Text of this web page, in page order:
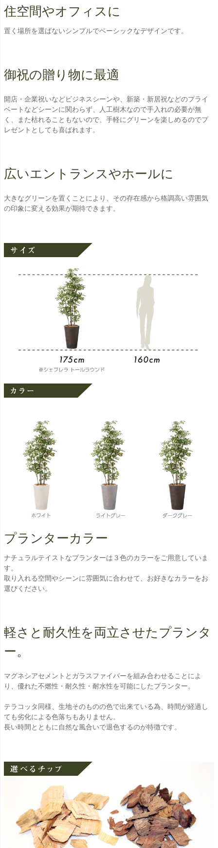
住空間やオフィスに
置く場所を選ばないシンプルでベーシックなデザインです。
御祝の贈り物に最適
開店・企業祝いなどビジネスシーンや、新築・新居祝などのプライ
ベートなどシーンに関わらず、人工樹木なので手入れの必要が無
く、また枯れることもないので、手軽にグリーンを楽しめるのでプ
レゼントとしても喜ばれます。
広いエントランスやホールに
大きなグリーンを置くことにより、その存在感から格調高い雰囲気
の印象に変える効果が期待できます。
プランターカラー
ナチュラルテイストなプランターは３色のカラーをご用意していま
す。
取り入れる空間やシーンに雰囲気に合わせて、お好きなカラーをお
選びください。
軽さと耐久性を両立させたプランタ
ー。
マグネシアセメントとガラスファイバーを組み合わせることによ
り、優れた不燃性・耐久性・耐水性を可能にしたプランター。
テラコッタ同様、生地そのものの色で出来ている為、時間が経過し
ても劣化による色落ちもありません。
長い時間とともに自然な風合いで退色するのが特徴です。